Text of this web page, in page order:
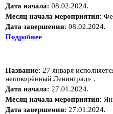
Дата начала: 08.02.2024.
Месяц начала мероприятия:
Дата завершения: 08.02.2024.
Подробнее
Название: 27 января
непокорённый Ленинград» .
Дата начала: 27.01.2024.
Месяц начала мероприятия:
Дата завершения: 27.01.2024.